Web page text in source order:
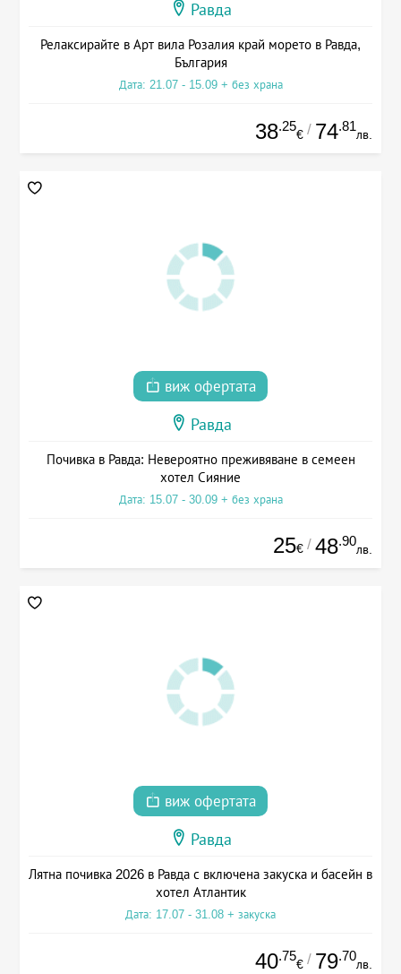
Равда
Релаксирайте в Арт вила Розалия край морето в Равда,
България
Дата: 21.07 - 15.09 + без храна
38.25
€ / 74.81
лв.
виж офертата
Равда
Почивка в Равда: Невероятно преживяване в семеен
хотел Сияние
Дата: 15.07 - 30.09 + без храна
25€ / 48.90
лв.
виж офертата
Равда
Лятна почивка 2026 в Равда с включена закуска и басейн в
хотел Атлантик
Дата: 17.07 - 31.08 + закуска
40.75
€ / 79.70
лв.